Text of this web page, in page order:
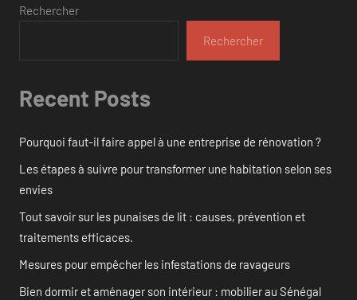
Rechercher
Rechercher
Recent Posts
Pourquoi faut-il faire appel à une entreprise de rénovation ?
Les étapes à suivre pour transformer une habitation selon ses
envies
Tout savoir sur les punaises de lit : causes, prévention et
traitements efficaces.
Mesures pour empêcher les infestations de ravageurs
Bien dormir et aménager son intérieur : mobilier au Sénégal